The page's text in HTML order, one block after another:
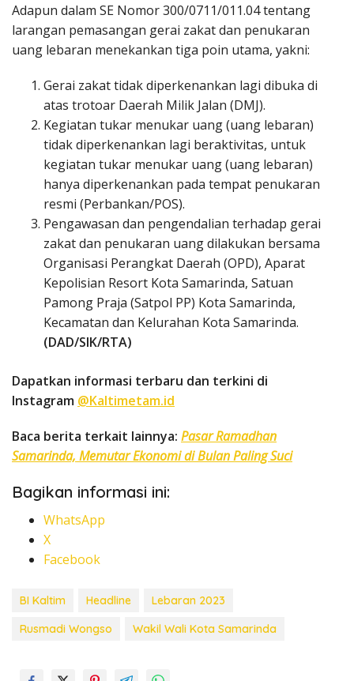
Adapun dalam SE Nomor 300/0711/011.04 tentang
larangan pemasangan gerai zakat dan penukaran
uang lebaran menekankan tiga poin utama, yakni:
Gerai zakat tidak diperkenankan lagi dibuka di
atas trotoar Daerah Milik Jalan (DMJ).
Kegiatan tukar menukar uang (uang lebaran)
tidak diperkenankan lagi beraktivitas, untuk
kegiatan tukar menukar uang (uang lebaran)
hanya diperkenankan pada tempat penukaran
resmi (Perbankan/POS).
Pengawasan dan pengendalian terhadap gerai
zakat dan penukaran uang dilakukan bersama
Organisasi Perangkat Daerah (OPD), Aparat
Kepolisian Resort Kota Samarinda, Satuan
Pamong Praja (Satpol PP) Kota Samarinda,
Kecamatan dan Kelurahan Kota Samarinda.
(DAD/SIK/RTA)
Dapatkan informasi terbaru dan terkini di
Instagram @Kaltimetam.id
Baca berita terkait lainnya: Pasar Ramadhan
Samarinda, Memutar Ekonomi di Bulan Paling Suci
Bagikan informasi ini:
WhatsApp
X
Facebook
BI Kaltim Headline
Lebaran 2023
Rusmadi Wongso
Wakil Wali Kota Samarinda